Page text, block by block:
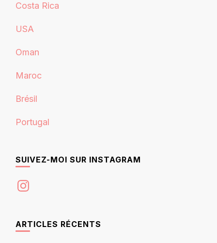
Costa Rica
USA
Oman
Maroc
Brésil
Portugal
SUIVEZ-MOI SUR INSTAGRAM
Instagram
ARTICLES RÉCENTS